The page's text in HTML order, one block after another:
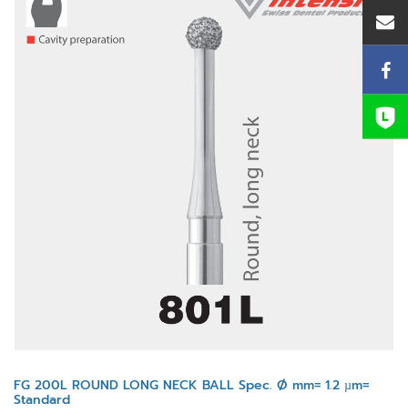
FG 200L ROUND LONG NECK BALL Spec. Ø mm= 1.2 µm=
Standard